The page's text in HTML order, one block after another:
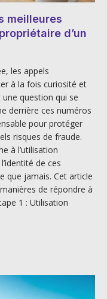
meilleures
d’un
les appels
à la fois curiosité et
question qui se
derrière ces numéros
pour protéger
risques de fraude.
à l’utilisation
de ces
que jamais. Cet article
de répondre à
1 : Utilisation